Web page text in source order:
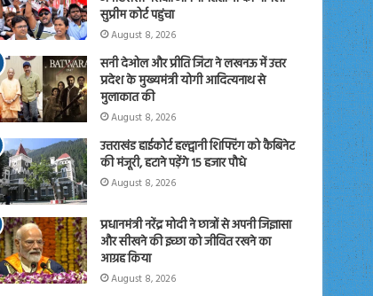
सुप्रीम कोर्ट पहुंचा
August 8, 2026
सनी देओल और प्रीति जिंटा ने लखनऊ में उत्तर
प्रदेश के मुख्यमंत्री योगी आदित्यनाथ से
मुलाकात की
August 8, 2026
उत्तराखंड हाईकोर्ट हल्द्वानी शिफ्टिंग को कैबिनेट
की मंजूरी, हटाने पड़ेंगे 15 हजार पौधे
August 8, 2026
प्रधानमंत्री नरेंद्र मोदी ने छात्रों से अपनी जिज्ञासा
और सीखने की इच्छा को जीवित रखने का
आग्रह किया
August 8, 2026